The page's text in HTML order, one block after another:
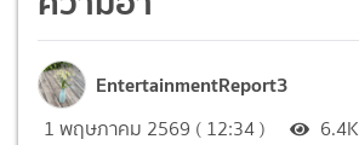
EntertainmentReport3
1 พฤษภาคม 2569 ( 12:34 ) 6.4K